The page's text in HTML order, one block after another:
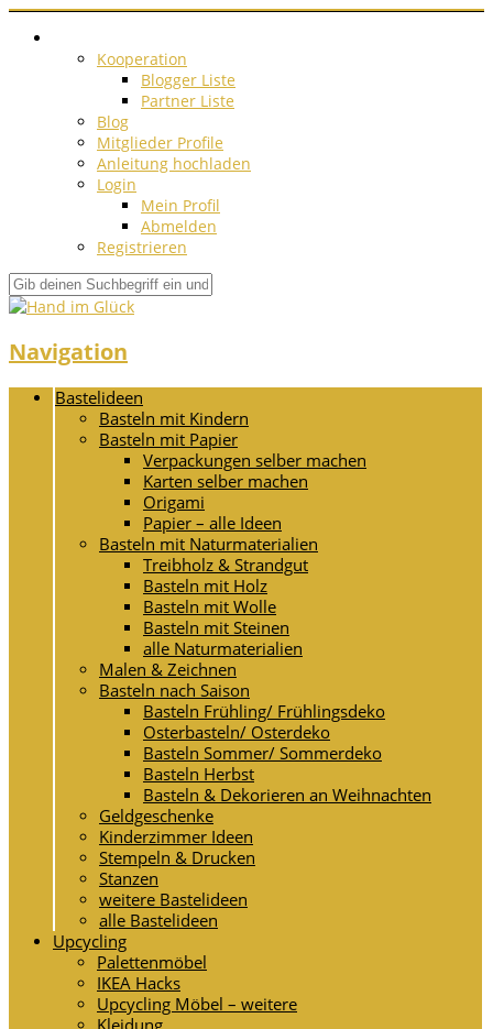
Kooperation
Blogger Liste
Partner Liste
Blog
Mitglieder Profile
Anleitung hochladen
Login
Mein Profil
Abmelden
Registrieren
Navigation
Bastelideen
Basteln mit Kindern
Basteln mit Papier
Verpackungen selber machen
Karten selber machen
Origami
Papier – alle Ideen
Basteln mit Naturmaterialien
Treibholz & Strandgut
Basteln mit Holz
Basteln mit Wolle
Basteln mit Steinen
alle Naturmaterialien
Malen & Zeichnen
Basteln nach Saison
Basteln Frühling/ Frühlingsdeko
Osterbasteln/ Osterdeko
Basteln Sommer/ Sommerdeko
Basteln Herbst
Basteln & Dekorieren an Weihnachten
Geldgeschenke
Kinderzimmer Ideen
Stempeln & Drucken
Stanzen
weitere Bastelideen
alle Bastelideen
Upcycling
Palettenmöbel
IKEA Hacks
Upcycling Möbel – weitere
Kleidung